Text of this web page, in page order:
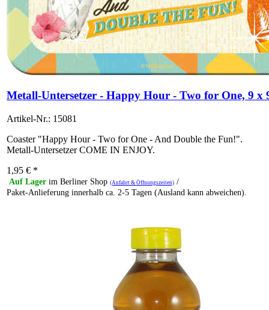
Metall-Untersetzer - Happy Hour - Two for One, 9 x
Artikel-Nr.: 15081
Coaster "Happy Hour - Two for One - And Double the Fun!".
Metall-Untersetzer COME IN ENJOY.
1,95 € *
Auf Lager im Berliner Shop (Anfahrt & Öffnungszeiten) /
Paket-Anlieferung innerhalb ca. 2-5 Tagen (Ausland kann abweichen).